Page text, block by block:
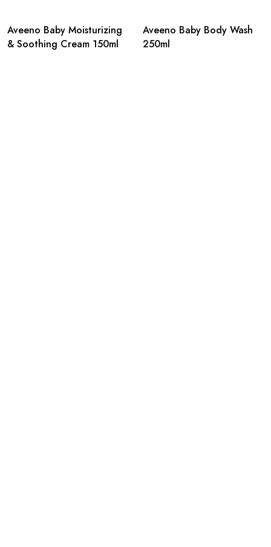
Aveeno Baby Moisturizing
& Soothing Cream 150ml
Aveeno Baby Body Wash
250ml